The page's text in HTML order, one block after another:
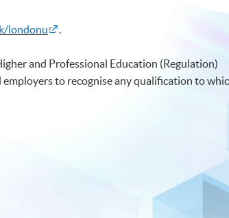
londonu .
and Professional Education (Regulation)
to recognise any qualification to